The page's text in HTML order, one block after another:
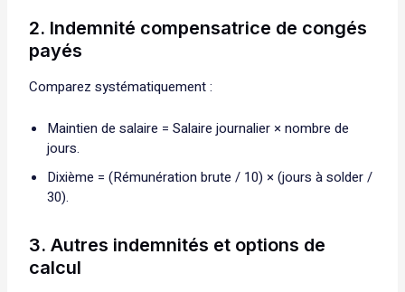
2. Indemnité compensatrice de congés
payés
Comparez systématiquement :
Maintien de salaire = Salaire journalier × nombre de
jours.
Dixième = (Rémunération brute / 10) × (jours à solder /
30).
3. Autres indemnités et options de
calcul